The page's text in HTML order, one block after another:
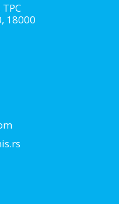
18000